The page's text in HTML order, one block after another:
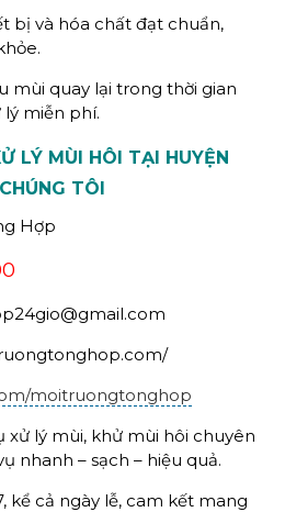
bị và hóa chất đạt chuẩn,
mùi quay lại trong thời gian
miễn phí.
LÝ MÙI HÔI TẠI HUYỆN
TÔI
Hợp
moitruongtonghop
lý mùi, khử mùi hôi chuyên
nhanh – sạch – hiệu quả.
kể cả ngày lễ, cam kết mang